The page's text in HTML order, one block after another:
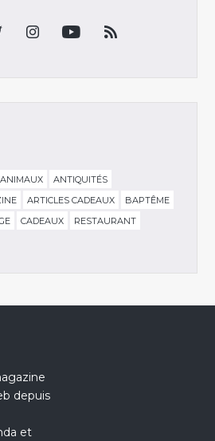
ANIMAUX
ANTIQUITÉS
ARTICLES CADEAUX
BAPTÊME
CADEAUX
RESTAURANT
depuis
et